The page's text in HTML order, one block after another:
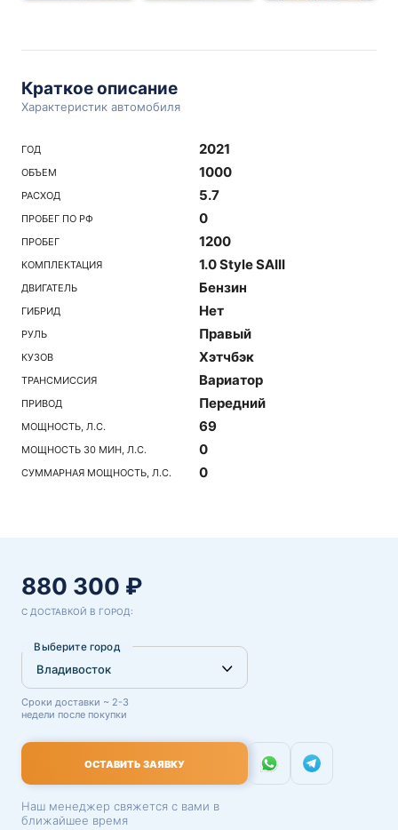
Краткое описание
Характеристик автомобиля
ГОД 2021
ОБЪЕМ 1000
РАСХОД 5.7
ПРОБЕГ ПО РФ 0
ПРОБЕГ 1200
КОМПЛЕКТАЦИЯ 1.0 Style SAIII
ДВИГАТЕЛЬ Бензин
ГИБРИД Нет
РУЛЬ Правый
КУЗОВ Хэтчбэк
ТРАНСМИССИЯ Вариатор
ПРИВОД Передний
МОЩНОСТЬ, Л.С. 69
МОЩНОСТЬ 30 МИН, Л.С. 0
СУММАРНАЯ МОЩНОСТЬ, Л.С. 0
880 300 ₽
С ДОСТАВКОЙ В ГОРОД:
Выберите город
Сроки доставки ~ 2-3
недели после покупки
ОСТАВИТЬ ЗАЯВКУ
Наш менеджер свяжется с вами в
ближайшее время